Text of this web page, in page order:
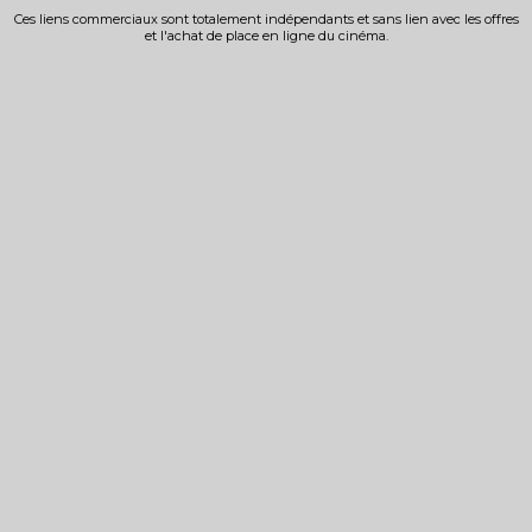
Ces liens commerciaux sont totalement indépendants et sans lien avec les offres
et l'achat de place en ligne du cinéma.